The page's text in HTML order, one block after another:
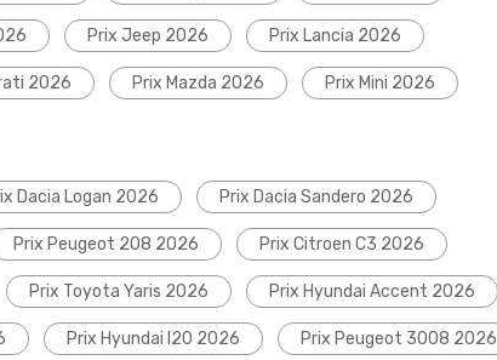
Prix Jeep 2026 Prix Lancia 2026
2026 Prix Mazda 2026 Prix Mini 2026
Dacia Logan 2026 Prix Dacia Sandero 2026
Prix Peugeot 208 2026 Prix Citroen C3 2026
Prix Toyota Yaris 2026 Prix Hyundai Accent 2026
Prix Hyundai I20 2026 Prix Peugeot 3008 2026